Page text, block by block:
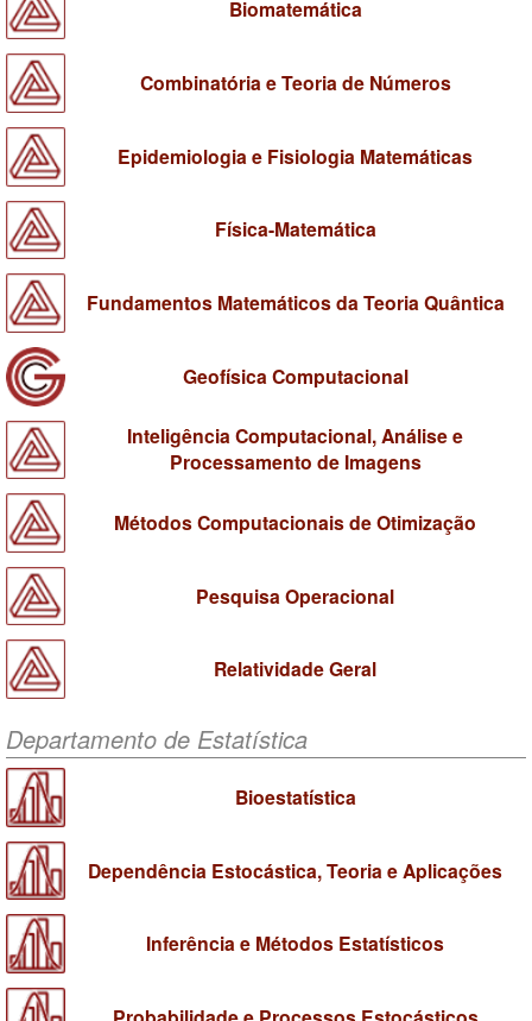
Biomatemática
Combinatória e Teoria de Números
Epidemiologia e Fisiologia Matemáticas
Física-Matemática
Fundamentos Matemáticos da Teoria Quântica
Geofísica Computacional
Inteligência Computacional, Análise e
Processamento de Imagens
Métodos Computacionais de Otimização
Pesquisa Operacional
Relatividade Geral
Departamento de Estatística
Bioestatística
Dependência Estocástica, Teoria e Aplicações
Inferência e Métodos Estatísticos